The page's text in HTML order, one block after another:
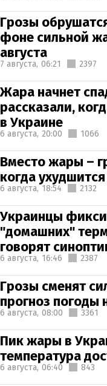
Грозы
фоне сильной
августа
7 августа, 06:21 2397
Жара начнет
рассказали,
в Украине
6 августа, 20:00 1066
Вместо жары –
когда
6 августа, 18:54 2132
Украинцы
"домашних"
говорят
6 августа, 16:46 2387
Грозы сменят
прогноз
6 августа, 08:00 3361
Пик жары в
температура
6 августа, 06:40 843